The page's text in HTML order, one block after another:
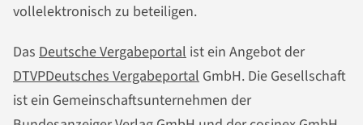
vollelektronisch zu beteiligen.
Das Deutsche Vergabeportal ist ein Angebot der
DTVPDeutsches Vergabeportal GmbH. Die Gesellschaft
ist ein Gemeinschaftsunternehmen der